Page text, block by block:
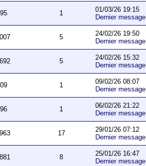
1
01/03/26 19:15
Dernier message
5
24/02/26 19:50
Dernier message
5
24/02/26 15:32
Dernier message
1
09/02/26 08:07
Dernier message
1
06/02/26 21:22
Dernier message
17
29/01/26 07:12
Dernier message
8
25/01/26 16:47
Dernier message